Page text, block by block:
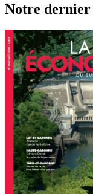
Notre dernier